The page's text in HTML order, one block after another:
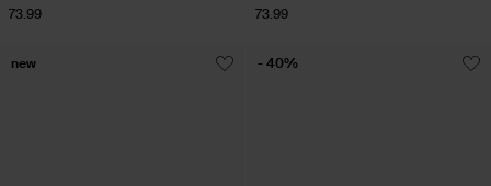
73.99
73.99
new - 40%